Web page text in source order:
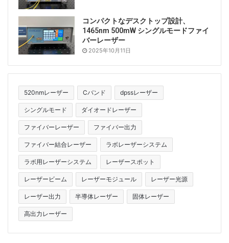
コンパクトなデスクトップ設計、
1465nm 500mW シングルモードファイ
バーレーザー
2025年10月11日
520nmレーザー Cバンド dpssレーザー
シングルモード ダイオードレーザー
ファイバーレーザー ファイバー出力
ファイバー結合レーザー ラボレーザーシステム
ラボ用レーザーシステム レーザースポット
レーザービーム レーザーモジュール レーザー光源
レーザー出力 半導体レーザー 固体レーザー
高出力レーザー